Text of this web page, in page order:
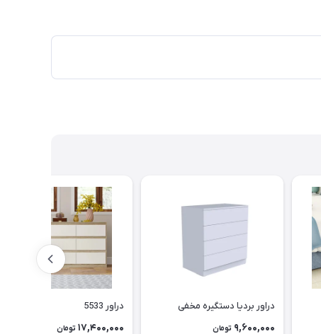
دراور بردیا دستگیره مخفی
9,600,000 تومان
دراور 5533
17,400,000 تومان